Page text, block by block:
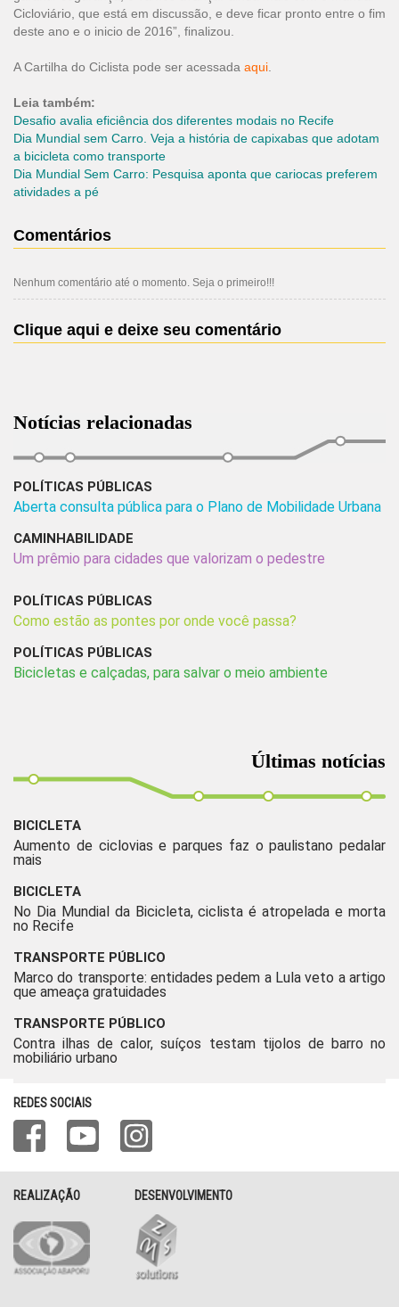
Cicloviário, que está em discussão, e deve ficar pronto entre o fim
deste ano e o inicio de 2016”, finalizou.
A Cartilha do Ciclista pode ser acessada aqui
Leia também:
Desafio avalia eficiência dos diferentes modais no Recife
Dia Mundial sem Carro. Veja a história de capixabas que adotam
a bicicleta como transporte
Dia Mundial Sem Carro: Pesquisa aponta que cariocas preferem
atividades a pé
Comentários
Nenhum comentário até o momento. Seja o primeiro!!!
Clique aqui e deixe seu comentário
Notícias relacionadas
POLÍTICAS PÚBLICAS
Aberta consulta pública para o Plano de Mobilidade Urbana
CAMINHABILIDADE
Um prêmio para cidades que valorizam o pedestre
POLÍTICAS PÚBLICAS
Como estão as pontes por onde você passa?
POLÍTICAS PÚBLICAS
Bicicletas e calçadas, para salvar o meio ambiente
Últimas notícias
BICICLETA
Aumento de ciclovias e parques faz o paulistano pedalar
mais
BICICLETA
No Dia Mundial da Bicicleta, ciclista é atropelada e morta
no Recife
TRANSPORTE PÚBLICO
Marco do transporte: entidades pedem a Lula veto a artigo
que ameaça gratuidades
TRANSPORTE PÚBLICO
Contra ilhas de calor, suíços testam tijolos de barro no
mobiliário urbano
REDES SOCIAIS
REALIZAÇÃO DESENVOLVIMENTO